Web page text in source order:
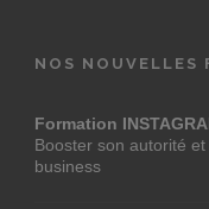
NOS NOUVELLES
Formation
Booster son autorité
business